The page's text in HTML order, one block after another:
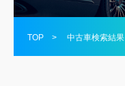
TOP > 中古車検索結果